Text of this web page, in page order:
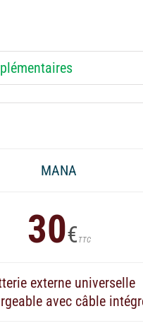
MANA
30€ TTC
externe universelle
avec câble